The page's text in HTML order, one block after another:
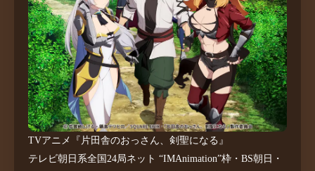
TVアニメ『片田舎のおっさん、剣聖になる』
テレビ朝日系全国24局ネット “IMAnimation”枠・BS朝日・